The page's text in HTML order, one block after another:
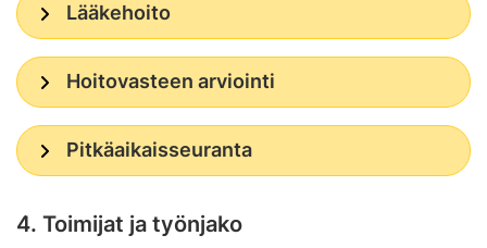
Lääkehoito
Hoitovasteen arviointi
Pitkäaikaisseuranta
4. Toimijat ja työnjako